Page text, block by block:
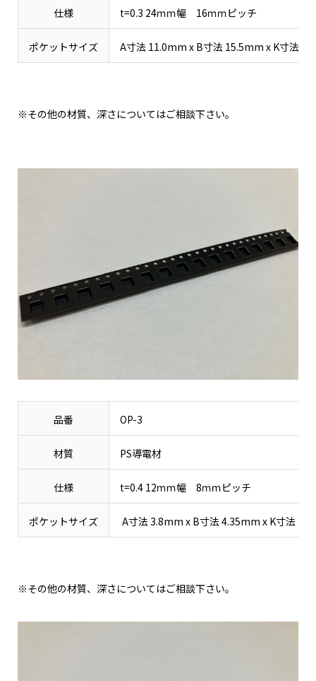
仕様 t=0.3 24ｍｍ幅 16ｍｍピッチ
ポケットサイズ A寸法 11.0mm x B寸法 15.5mm x K寸法
※その他の材質、深さについてはご相談下さい。
品番 OP-3
材質 PS導電材
仕様 t=0.4 12ｍｍ幅 8ｍｍピッチ
ポケットサイズ A寸法 3.8mm x B寸法 4.35mm x K寸法
※その他の材質、深さについてはご相談下さい。